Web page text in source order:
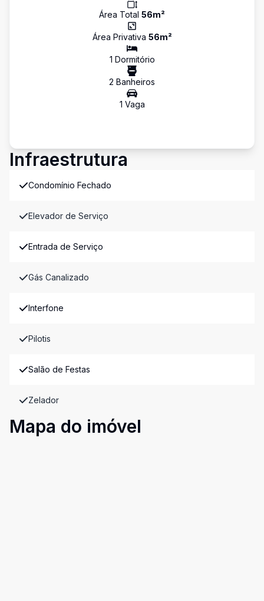
Área Total 56m²
Área Privativa 56m²
1 Dormitório
2 Banheiros
1 Vaga
Infraestrutura
Condomínio Fechado
Elevador de Serviço
Entrada de Serviço
Gás Canalizado
Interfone
Pilotis
Salão de Festas
Zelador
Mapa do imóvel